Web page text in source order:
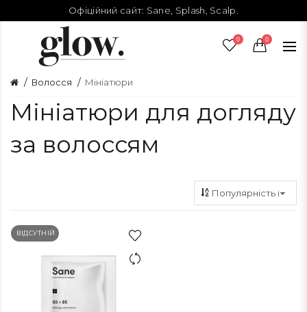
Офіційний сайт: Sane Splash Scalp
0 0
Волосся Мініатюри
Мініатюри для догляду
за волоссям
ВІДСУТНІЙ